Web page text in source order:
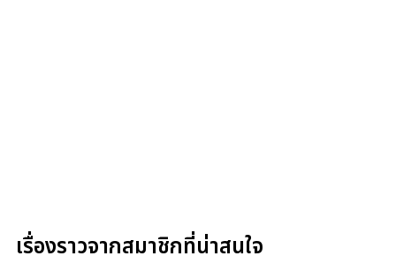
เรื่องราวจากสมาชิกที่น่าสนใจ